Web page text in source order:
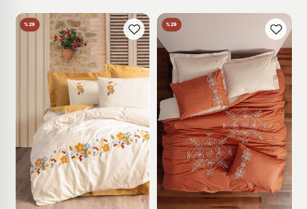
%29 %29